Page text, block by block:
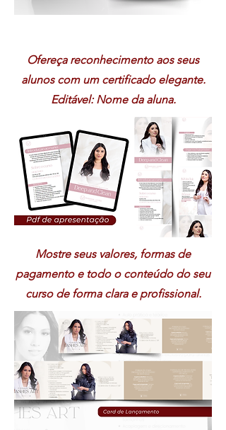
Ofereça reconhecimento aos seus
alunos com um certificado elegante.
Editável: Nome da aluna.
Mostre seus valores, formas de
pagamento e todo o conteúdo do seu
curso de forma clara e profissional.